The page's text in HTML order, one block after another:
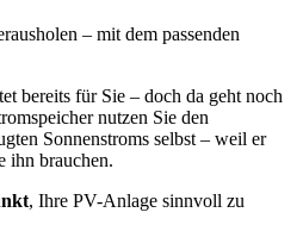
– mit dem passenden
bereits für Sie – doch da geht noch
nutzen Sie den
Sonnenstroms selbst – weil er
ihn brauchen.
, Ihre PV-Anlage sinnvoll zu